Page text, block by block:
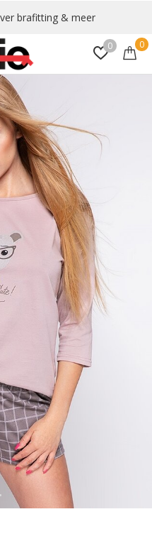
0 0
brafitting & meer